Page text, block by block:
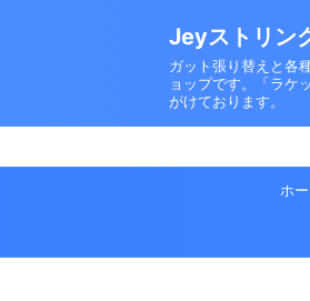
Jeyストリン
ガット張り替えと各
ョップです。「ラケ
がけております。
ホ